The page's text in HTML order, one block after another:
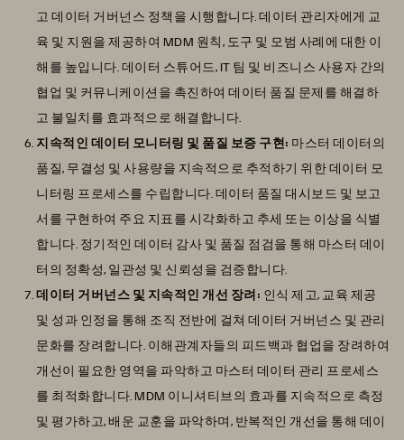
고 데이터 거버넌스 정책을 시행합니다. 데이터 관리자에게 교
육 및 지원을 제공하여 MDM 원칙, 도구 및 모범 사례에 대한 이
해를 높입니다. 데이터 스튜어드, IT 팀 및 비즈니스 사용자 간의
협업 및 커뮤니케이션을 촉진하여 데이터 품질 문제를 해결하
고 불일치를 효과적으로 해결합니다.
지속적인 데이터 모니터링 및 품질 보증 구현: 마스터 데이터의
품질, 무결성 및 사용량을 지속적으로 추적하기 위한 데이터 모
니터링 프로세스를 수립합니다. 데이터 품질 대시보드 및 보고
서를 구현하여 주요 지표를 시각화하고 추세 또는 이상을 식별
합니다. 정기적인 데이터 감사 및 품질 점검을 통해 마스터 데이
터의 정확성, 일관성 및 신뢰성을 검증합니다.
데이터 거버넌스 및 지속적인 개선 장려: 인식 제고, 교육 제공
및 성과 인정을 통해 조직 전반에 걸쳐 데이터 거버넌스 및 관리
문화를 장려합니다. 이해관계자들의 피드백과 협업을 장려하여
개선이 필요한 영역을 파악하고 마스터 데이터 관리 프로세스
를 최적화합니다. MDM 이니셔티브의 효과를 지속적으로 측정
및 평가하고, 배운 교훈을 파악하며, 반복적인 개선을 통해 데이